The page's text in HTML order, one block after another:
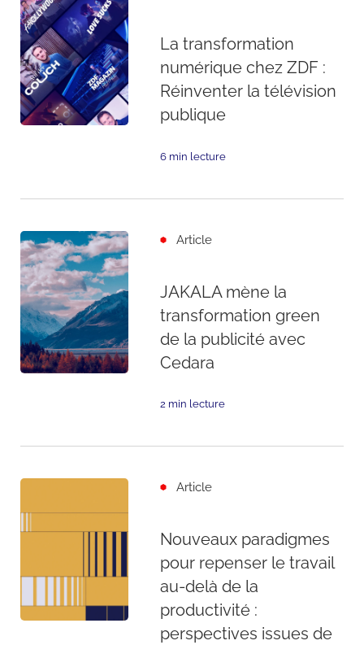
La transformation
numérique chez ZDF :
Réinventer la télévision
publique
6 min lecture
Article
JAKALA mène la
transformation green
de la publicité avec
Cedara
2 min lecture
Article
Nouveaux paradigmes
pour repenser le travail
au-delà de la
productivité :
perspectives issues de